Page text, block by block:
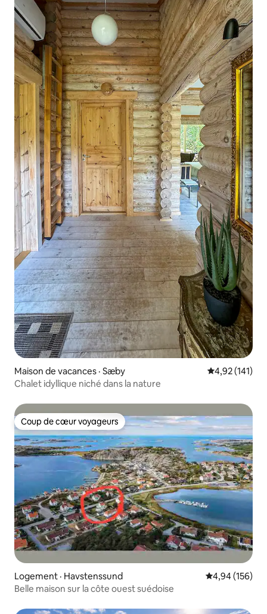
Maison de vacances · Sæby Note
4,92 (141)
Chalet idyllique niché dans la nature
Coup de cœur voyageurs
Coup de cœur voyageurs
Logement · Havstenssund Note
4,94 (156)
Belle maison sur la côte ouest suédoise